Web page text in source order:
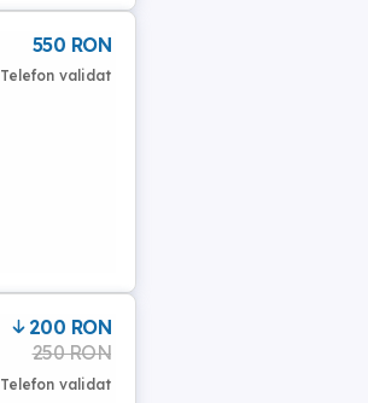
550 RON
Telefon validat
200 RON
250 RON
Telefon validat